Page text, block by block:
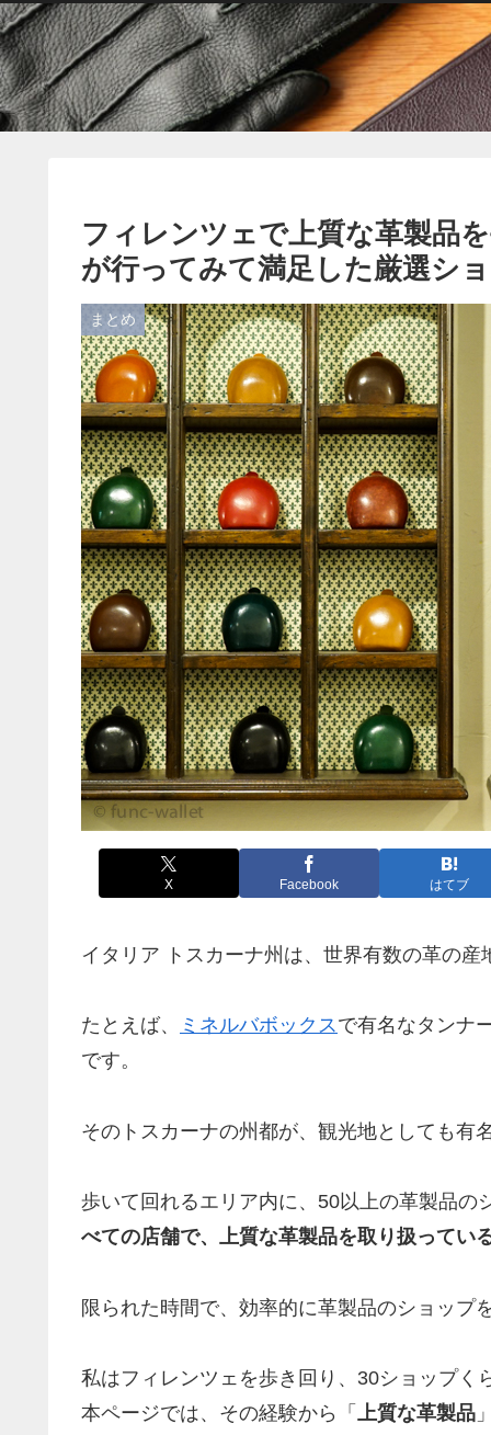
フィレンツェで上質な革製品
が行ってみて満足した厳選シ
まとめ
X Facebook はてブ
イタリア トスカーナ州は、世界有数の革の産
たとえば、 ミネルバボックスで有名なタンナ
です。
そのトスカーナの州都が、観光地としても有
歩いて回れるエリア内に、50以上の革製品
べての店舗で、上質な革製品を取り扱ってい
限られた時間で、効率的に革製品のショップ
私はフィレンツェを歩き回り、30ショップく
本ページでは、その経験から「
上質な革製品